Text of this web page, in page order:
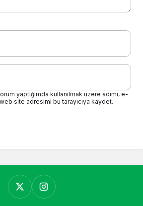
yaptığımda kullanılmak üzere adımı, e-
site adresimi bu tarayıcıya kaydet.